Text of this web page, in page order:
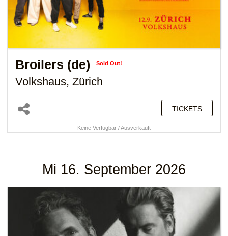
Broilers (de) Sold Out!
Volkshaus, Zürich
TICKETS
Keine Verfügbar / Ausverkauft
Mi 16. September 2026